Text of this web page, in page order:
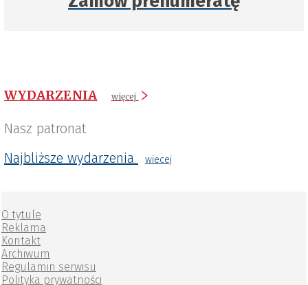
WYDARZENIA więcej
Nasz patronat
Najbliższe wydarzenia
wiecej
O tytule
Reklama
Kontakt
Archiwum
Regulamin serwisu
Polityka prywatności